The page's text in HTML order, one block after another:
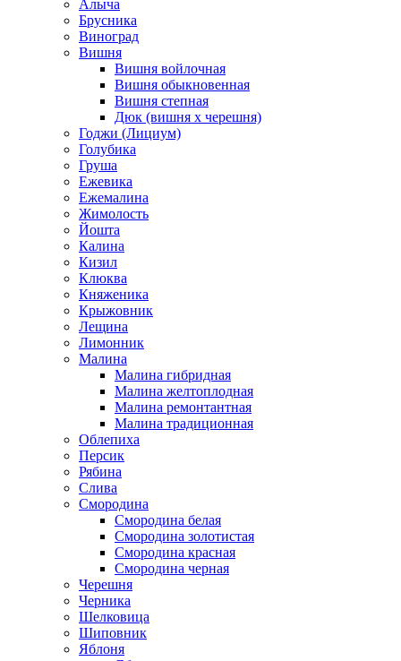
Алыча
Брусника
Виноград
Вишня
Вишня войлочная
Вишня обыкновенная
Вишня степная
Дюк (вишня х черешня)
Годжи (Лициум)
Голубика
Груша
Ежевика
Ежемалина
Жимолость
Йошта
Калина
Кизил
Клюква
Княженика
Крыжовник
Лещина
Лимонник
Малина
Малина гибридная
Малина желтоплодная
Малина ремонтантная
Малина традиционная
Облепиха
Персик
Рябина
Слива
Смородина
Смородина белая
Смородина золотистая
Смородина красная
Смородина черная
Черешня
Черника
Шелковица
Шиповник
Яблоня